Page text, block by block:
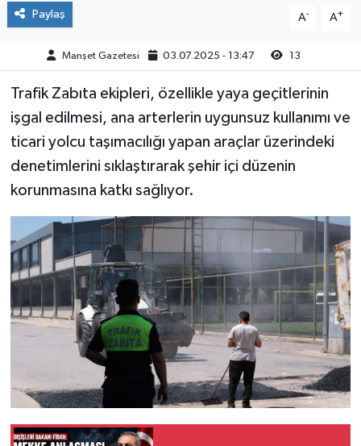
Paylaş A- A+
Manşet Gazetesi 03.07.2025 - 13:47 13
Trafik Zabıta ekipleri, özellikle yaya geçitlerinin
işgal edilmesi, ana arterlerin uygunsuz kullanımı ve
ticari yolcu taşımacılığı yapan araçlar üzerindeki
denetimlerini sıklaştırarak şehir içi düzenin
korunmasına katkı sağlıyor.